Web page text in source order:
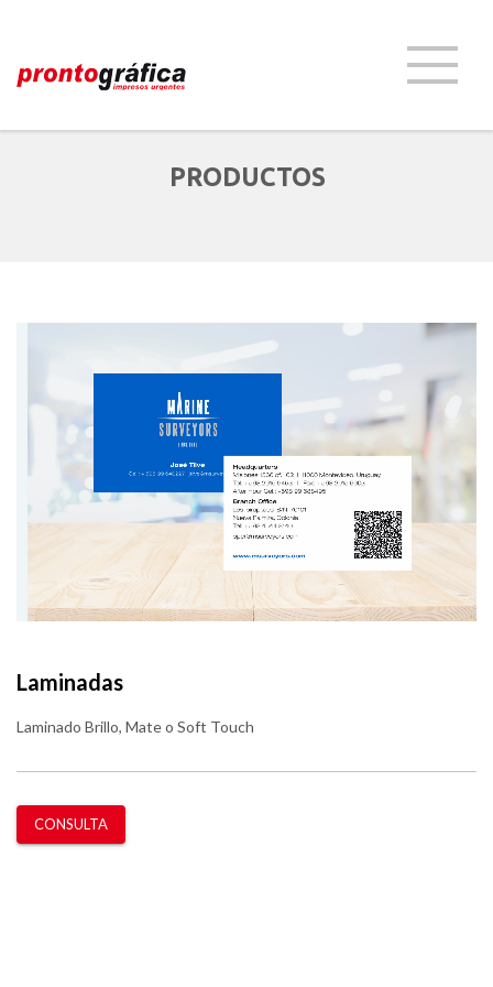
PRODUCTOS
Laminadas
Laminado Brillo, Mate o Soft Touch
CONSULTA